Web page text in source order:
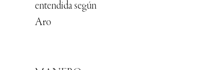
entendida según
Aro